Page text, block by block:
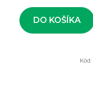
DO KOŠÍKA
Kód: